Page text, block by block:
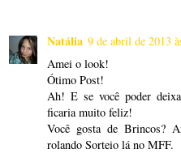
Natália 9 de abril de 2013
Amei o look!
Ótimo Post!
Ah! E se você poder
ficaria muito feliz!
Você gosta de Brincos?
rolando Sorteio lá no MFF.